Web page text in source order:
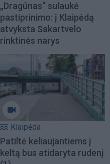
„Dragūnas“ sulaukė
pastiprinimo: į Klaipėdą
atvyksta Sakartvelo
rinktinės narys
Klaipėda
Patiltė keliaujantiems į
keltą bus atidaryta rudenį